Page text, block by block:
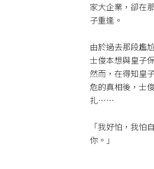
家大企業，卻在
子重逢。
由於過去那段尷
士俊本想與皇子
然而，在得知皇
危的真相後，士
扎……
「我好怕，我怕
你。」